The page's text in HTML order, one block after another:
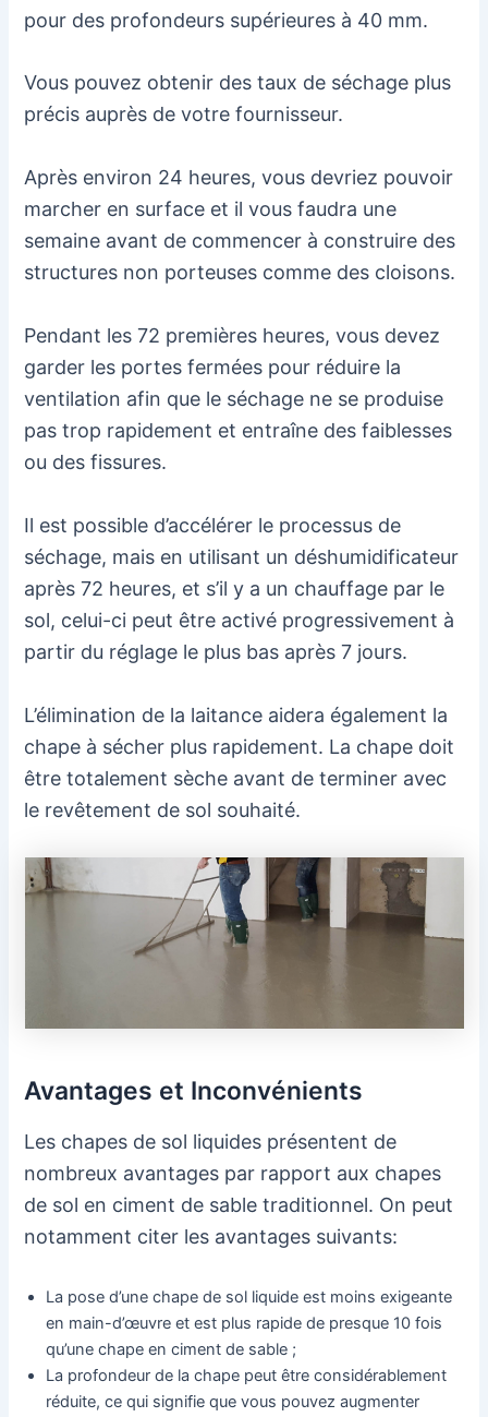
pour des profondeurs supérieures à 40 mm.
Vous pouvez obtenir des taux de séchage plus
précis auprès de votre fournisseur.
Après environ 24 heures, vous devriez pouvoir
marcher en surface et il vous faudra une
semaine avant de commencer à construire des
structures non porteuses comme des cloisons.
Pendant les 72 premières heures, vous devez
garder les portes fermées pour réduire la
ventilation afin que le séchage ne se produise
pas trop rapidement et entraîne des faiblesses
ou des fissures.
Il est possible d’accélérer le processus de
séchage, mais en utilisant un déshumidificateur
après 72 heures, et s’il y a un chauffage par le
sol, celui-ci peut être activé progressivement à
partir du réglage le plus bas après 7 jours.
L’élimination de la laitance aidera également la
chape à sécher plus rapidement. La chape doit
être totalement sèche avant de terminer avec
le revêtement de sol souhaité.
Avantages et Inconvénients
Les chapes de sol liquides présentent de
nombreux avantages par rapport aux chapes
de sol en ciment de sable traditionnel. On peut
notamment citer les avantages suivants:
La pose d’une chape de sol liquide est moins exigeante
en main-d’œuvre et est plus rapide de presque 10 fois
qu’une chape en ciment de sable ;
La profondeur de la chape peut être considérablement
réduite, ce qui signifie que vous pouvez augmenter